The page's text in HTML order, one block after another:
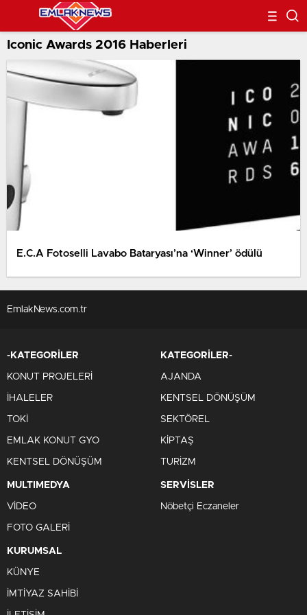
Iconic Awards 2016 Haberleri
E.C.A Fotoselli Lavabo Bataryası’na ‘Winner’ ödülü
EmlakNews.com.tr
-KATEGORİLER
KONUT PROJELERİ
İHALELER
TOKİ
EMLAK KONUT GYO
KENTSEL DÖNÜŞÜM
KATEGORİLER-
AJANDA
KENTSEL DÖNÜŞÜM
SEKTÖREL
KİPTAŞ
TURİZM
MULTIMEDYA
VİDEO
FOTO GALERİ
SERVİSLER
Nöbetçi Eczaneler
KURUMSAL
KÜNYE
İMTİYAZ SAHİBİ